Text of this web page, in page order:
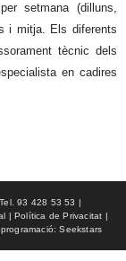
setmana (dilluns,
i mitja. Els diferents
tècnic dels
en cadires
93 428 53 53 |
| Política de Privacitat |
Seekstars